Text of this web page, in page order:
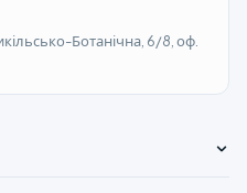
Ботанічна, 6/8, оф.